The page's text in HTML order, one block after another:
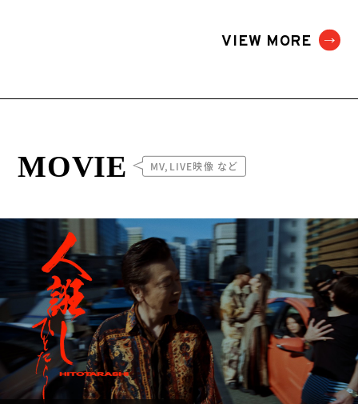
VIEW MORE
MOVIE MV,LIVE映像 など